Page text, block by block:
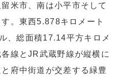
米市、南は小平市そして
。東西5.878キロメート
、総面積17.14平方キロメ
線とJR武蔵野線が縦横に
府中街道が交差する緑豊